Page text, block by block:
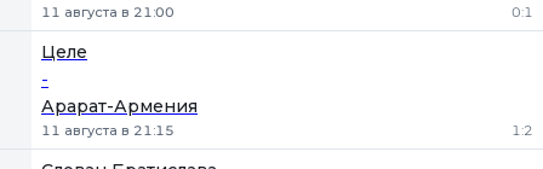
11 августа в 21:00 0:1
Целе
-
Арарат-Армения
11 августа в 21:15 1:2